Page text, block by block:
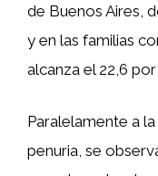
de Buenos Aires,
y en las familias
alcanza el 22,6
Paralelamente a
penuria, se